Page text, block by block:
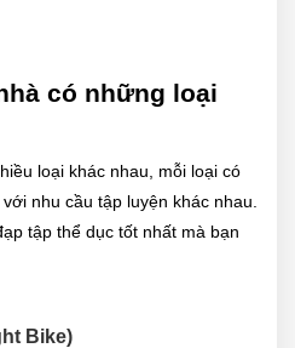
có những loại
loại khác nhau, mỗi loại có
nhu cầu tập luyện khác nhau.
tập thể dục tốt nhất mà bạn
Bike)